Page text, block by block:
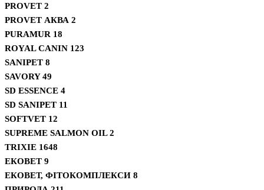
PROVET 2
PROVET АКВА 2
PURAMUR 18
ROYAL CANIN 123
SANIPET 8
SAVORY49
SD ESSENCE 4
SD SANIPET 11
SOFTVET 12
SUPREME SALMON OIL2
TRIXIE 1648
ЕКОВЕТ 9
ЕКОВЕТ, ФІТОКОМПЛЕКСИ 8